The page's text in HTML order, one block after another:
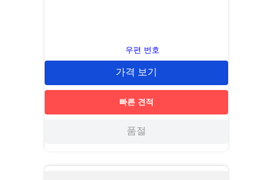
우편 번호
가격 보기
빠른 견적
품절